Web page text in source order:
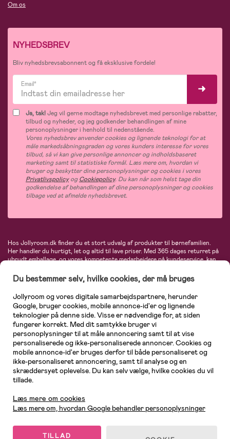
Om os
NYHEDSBREV
Bliv nyhedsbrevsabonnent og få eksklusive fordele!
Email*
Ja, tak!Jeg vil gerne modtage nyhedsbrevet med personlige rabatter,
tilbud og nyheder, og jeg godkender behandlingen af mine
personoplysninger i henhold til nedenstående.
Vores nyhedsbrev anvender cookies og lignende teknologi for at
måle markedsåbningsgraden og vores kunders interesse for vores
tilbud, så vi kan give personlige annoncer og indholdsbaseret
marketing samt til statistiske formål. Læs mere om, hvordan vi
bruger og beskytter dine personoplysninger og cookies i vores
PrivatlivspolicyogCookiepolicy. Du kan når som helst tage din
godkendelse af behandlingen af dine personoplysninger og cookies
tilbage ved at afmelde nyhedsbrevet.
Hos Jollyroom.dk finder du et stort udvalg af produkter til børnefamilien.
Her handler du hurtigt, let og altid til lave priser. Med 365 dages returret på
ubrudt emballage, og vores kompetente medarbejdere på kundeservice, kan
barnevogne, autostole, børne- og babytøj, produkter til gravide og ammende
mødre, indretning og inspiration, legetøj, babyudstyr og meget mere. Vi
tilbyder produkter fra velkendte varemærker som Britax, Maxi-Cosi, Baby
Jogger, BabyBjörn, Didriksons, KidKraft, Ergobaby, Phillips Avent, Neonate,
Cybex, LEGO og mange flere. Kort sagt - et kæmpe sortiment venter på dig!
Du bestemmer selv, hvilke cookies, der må bruges
Jollyroom og vores digitale samarbejdspartnere, herunder
Google, bruger cookies, mobile annonce-id'er og lignende
teknologier på denne side. Visse er nødvendige for, at siden
fungerer korrekt. Med dit samtykke bruger vi
personoplysninger til at måle annoncering samt til at vise
personaliserede og ikke-personaliserede annoncer. Cookies og
mobile annonce-id'er bruges derfor til både personaliseret og
ikke-personaliseret annoncering, samt til analyse og en
skræddersyet oplevelse. Du kan selv vælge, hvilke cookies du vil
tillade.
Læs mere om cookies
Læs mere om, hvordan Google behandler personoplysninger
TILLAD